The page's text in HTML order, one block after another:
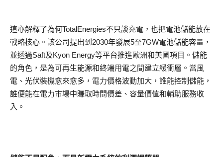
這亦解釋了為何TotalEnergies不只談充電，也把電池儲能放在
戰略核心。該公司提出到2030年發展5至7GW電池儲能容量，
並透過Saft及Kyon Energy等平台推進歐洲和美國項目。儲能
的角色，是為可再生能源和終端用電之間建立緩衝層。當風
電、光伏裝機愈來愈多，電力價格波動加大，誰能控制儲能，
誰便能在電力市場中賺取時間價差、容量價值和輔助服務收
入。